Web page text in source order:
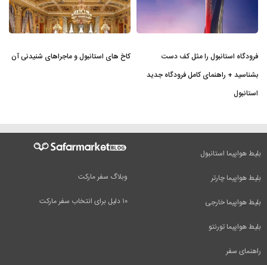
فرودگاه استانبول را مثل کف دست
بشناسید + راهنمای کامل فرودگاه جدید
استانبول
کاخ های استانبول و ماجراهای شنیدنی آن
وبلاگ سفر مارکت
۱۰ دلیل برای انتخاب سفر مارکت
بلیط هواپیما استانبول
بلیط هواپیما چارتر
بلیط هواپیما خارجی
بلیط هواپیما تورنتو
راهنمای سفر